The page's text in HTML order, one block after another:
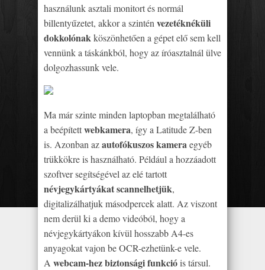
használunk asztali monitort és normál
billentyűzetet, akkor a szintén vezetéknéküli
dokkolónakköszönhetően a gépet elő sem kell
vennünk a táskánkból, hogy az íróasztalnál ülve
dolgozhassunk vele.
Ma már szinte minden laptopban megtalálható
a beépítettwebkamera, így a Latitude Z-ben
is. Azonban azautofókuszos kameraegyéb
trükkökre is használható. Például a hozzáadott
szoftver segítségével az elé tartott
névjegykártyákat scannelhetjük,
digitalizálhatjuk másodpercek alatt. Az viszont
nem derül ki a demo videóból, hogy a
névjegykártyákon kívül hosszabb A4-es
anyagokat vajon be OCR-ezhetünk-e vele.
A webcam-hez biztonsági funkcióis társul.